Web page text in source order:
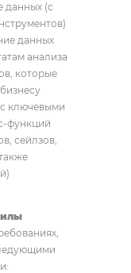
данных (с
данных
анализа
которые
ключевыми
функций
сейлзов,